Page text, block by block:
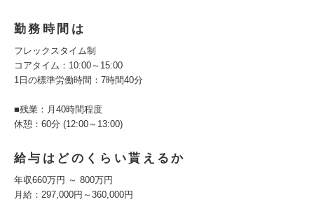
勤務時間は
フレックスタイム制
コアタイム：10:00～15:00
1日の標準労働時間：7時間40分
■残業：月40時間程度
休憩：60分 (12:00～13:00)
給与はどのくらい貰えるか
年収660万円 ～ 800万円
月給：297,000円～360,000円